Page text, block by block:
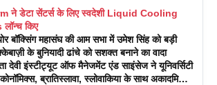
ने डेटा सेंटर्स के लिए स्वदेशी Liquid Cooling
किए
बॉक्सिंग महासंघ की आम सभा में उमेश सिंह को बड़ी
के बुनियादी ढांचे को सशक्त बनाने का वादा
देवी इंस्टीट्यूट ऑफ मैनेजमेंट एंड साइंसेज ने यूनिवर्सिटी
ब्रातिस्लावा, स्लोवाकिया के साथ अकादमिक